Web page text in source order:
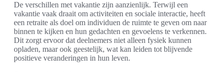
De verschillen met vakantie zijn aanzienlijk. Terwijl een
vakantie vaak draait om activiteiten en sociale interactie, heeft
een retraite als doel om individuen de ruimte te geven om naar
binnen te kijken en hun gedachten en gevoelens te verkennen.
Dit zorgt ervoor dat deelnemers niet alleen fysiek kunnen
opladen, maar ook geestelijk, wat kan leiden tot blijvende
positieve veranderingen in hun leven.